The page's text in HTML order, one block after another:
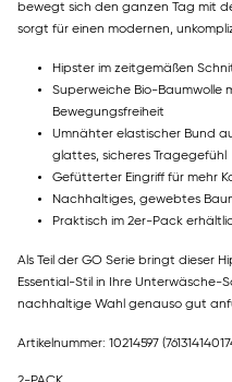
bewegt sich den ganzen Tag mit
sorgt für einen modernen,
Hipster im zeitgemäßen
Superweiche Bio-Baumwolle
Bewegungsfreiheit
Umnähter elastischer Bund
glattes, sicheres Tragegefühl
Gefütterter Eingriff für mehr
Nachhaltiges, gewebtes
Praktisch im 2er-Pack
Als Teil der GO Serie bringt dieser
Essential-Stil in Ihre Unterwäsche-
nachhaltige Wahl genauso gut
Artikelnummer: 10214597